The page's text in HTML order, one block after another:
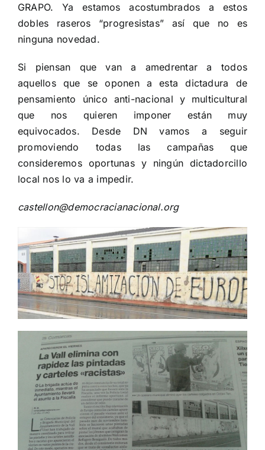
GRAPO. Ya estamos acostumbrados a estos
dobles raseros “progresistas” así que no es
ninguna novedad.
Si piensan que van a amedrentar a todos
aquellos que se oponen a esta dictadura de
pensamiento único anti-nacional y multicultural
que nos quieren imponer están muy
equivocados. Desde DN vamos a seguir
promoviendo todas las campañas que
consideremos oportunas y ningún dictadorcillo
local nos lo va a impedir.
castellon@democracianacional.org